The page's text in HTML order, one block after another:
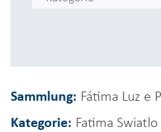
Sammlung: Fátima Luz e
Kategorie: Fatima